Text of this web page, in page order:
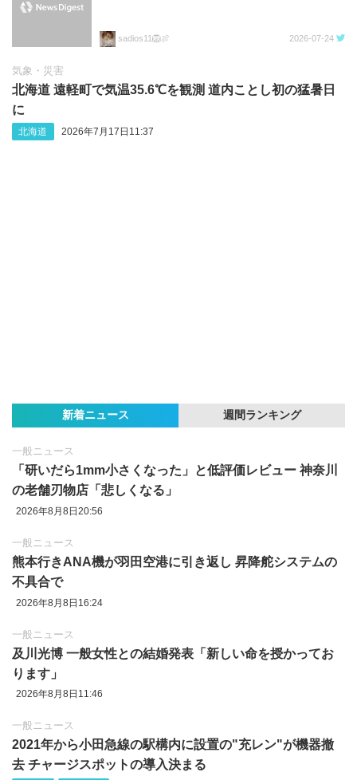
sadios11🦁🍖 2026-07-24
気象・災害
北海道 遠軽町で気温35.6℃を観測 道内ことし初の猛暑日
に
北海道 2026年7月17日11:37
新着ニュース 週間ランキング
一般ニュース
「研いだら1mm小さくなった」と低評価レビュー 神奈川
の老舗刃物店「悲しくなる」
2026年8月8日20:56
一般ニュース
熊本行きANA機が羽田空港に引き返し 昇降舵システムの
不具合で
2026年8月8日16:24
一般ニュース
及川光博 一般女性との結婚発表「新しい命を授かってお
ります」
2026年8月8日11:46
一般ニュース
2021年から小田急線の駅構内に設置の"充レン"が機器撤
去 チャージスポットの導入決まる